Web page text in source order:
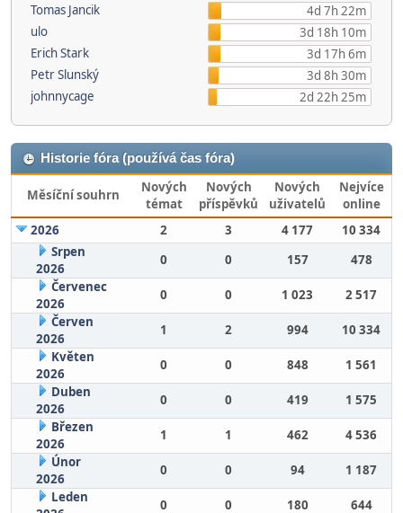
Tomas Jancik
4d 7h 22m
ulo
3d 18h 10m
Erich Stark
3d 17h 6m
Petr Slunský
3d 8h 30m
johnnycage
2d 22h 25m
Historie fóra (používá čas fóra)
Měsíční souhrn
Nových
témat
Nových
příspěvků
Nových
uživatelů
Nejvíce
online
2026
2 3 4 177
10 334
Srpen
2026
0 0 157
478
Červenec
2026
0 0 1 023
2 517
Červen
2026
1 2 994
10 334
Květen
2026
0 0 848
1 561
Duben
2026
0 0 419
1 575
Březen
2026
1 1 462
4 536
Únor
2026
0 0 94
1 187
Leden
0 0 180 644